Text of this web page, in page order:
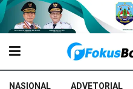
NASIONAL ADVETORIAL